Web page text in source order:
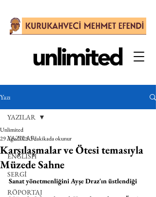
Yazı
YAZILAR
ENGLISH
SERGİ
RÖPORTAJ
YAZILAR
Karşılaşmalar ve Ötesi temasıyla
Müzede Sahne
Unlimited
29 Ağu 20253 dakikada okunur
Sanat yönetmenliğini Ayşe Draz'ın üstlendiği